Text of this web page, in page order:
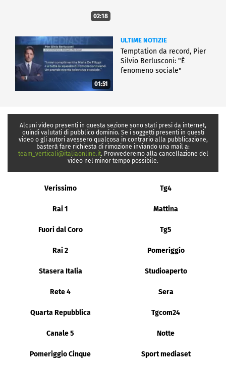
02:18
01:51
ULTIME NOTIZIE
Temptation da record, Pier
Silvio Berlusconi: "È
fenomeno sociale"
Alcuni video presenti in questa sezione sono stati presi da internet,
quindi valutati di pubblico dominio. Se i soggetti presenti in questi
video o gli autori avessero qualcosa in contrario alla pubblicazione,
basterà fare richiesta di rimozione inviando una mail a:
team_verticali@italiaonline.it. Provvederemo alla cancellazione del
video nel minor tempo possibile.
Verissimo Tg4
Rai 1 Mattina
Fuori dal Coro Tg5
Rai 2 Pomeriggio
Stasera Italia Studioaperto
Rete 4 Sera
Quarta Repubblica Tgcom24
Canale 5 Notte
Pomeriggio Cinque Sport mediaset